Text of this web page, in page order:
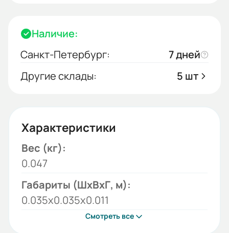
Наличие:
Санкт-Петербург:
7 дней
Другие склады:
5 шт
Характеристики
Вес (кг):
0.047
Габариты (ШхВхГ, м):
0.035x0.035x0.011
Смотреть все